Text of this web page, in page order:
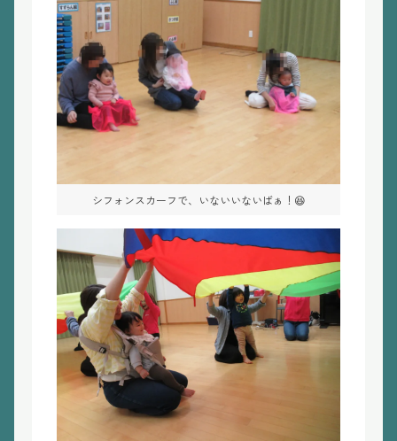
シフォンスカーフで、いないいないばぁ！😆